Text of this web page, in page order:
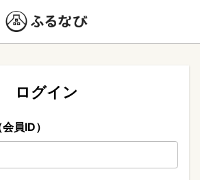
ログイン
員ID）